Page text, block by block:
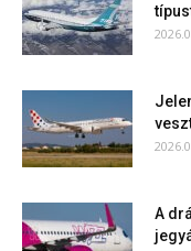
A